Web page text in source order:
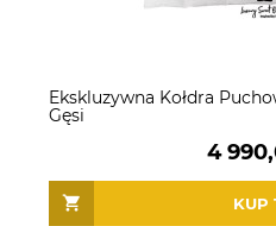
Ekskluzywna Kołdra
Gęsi
4
KUP